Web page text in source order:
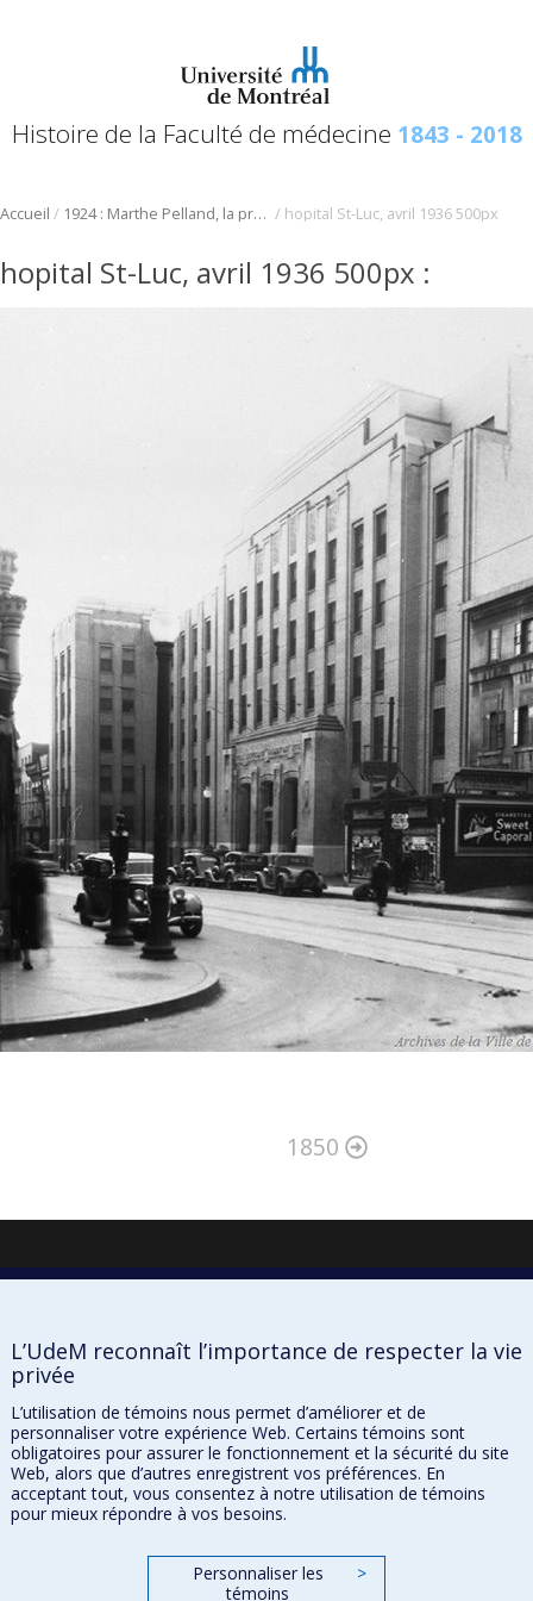
Histoire de la Faculté de médecine 1843 - 2018
Accueil / 1924 : Marthe Pelland, la première Québécoise francophone admise à l’étude de la médecine / hopital St-Luc, avril 1936 500px
hopital St-Luc, avril 1936 500px :
1850
À propos
Confidentialité
Paramètres des témoins
L’UdeM reconnaît l’importance de respecter la vie
privée
L’utilisation de témoins nous permet d’améliorer et de
personnaliser votre expérience Web. Certains témoins sont
obligatoires pour assurer le fonctionnement et la sécurité du site
Web, alors que d’autres enregistrent vos préférences. En
acceptant tout, vous consentez à notre utilisation de témoins
pour mieux répondre à vos besoins.
Personnaliser les
témoins
>